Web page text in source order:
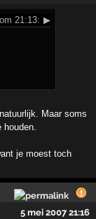
21:13: ▶
Maar soms
je moest toch
5 mei 2007 21:16